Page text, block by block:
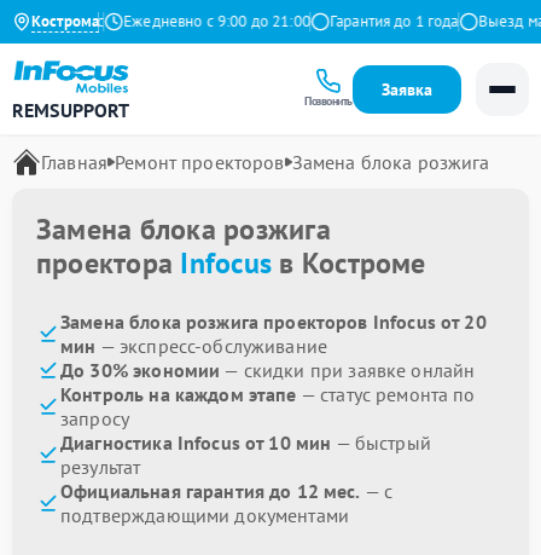
Кострома
на Яндекс Ежедневно с 9:00 до 21:00 Гарантия до 1 года Выезд
REMSUPPORT Позвонить
Заявка
Главная Ремонт проекторов Замена блока розжига
Замена блока розжига
проектора Infocus в Костроме
Замена блока розжига проекторов Infocus от 20
мин — экспресс-обслуживание
До 30% экономии — скидки при заявке онлайн
Контроль на каждом этапе — статус ремонта по
запросу
Диагностика Infocus от 10 мин — быстрый
результат
Официальная гарантия до 12 мес. — с
подтверждающими документами